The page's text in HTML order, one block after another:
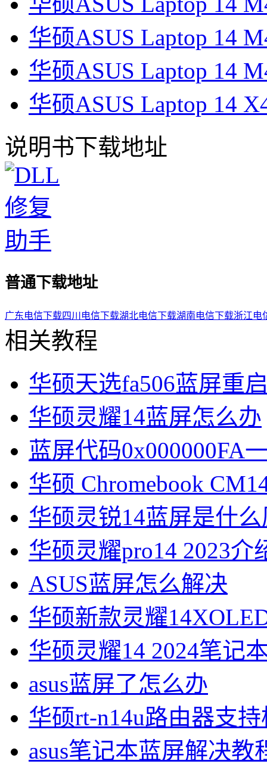
华硕ASUS Laptop 14
华硕ASUS Laptop 14
华硕ASUS Laptop 14
说明书下载地址
普通下载地址
广东电信下载四川电信下载湖北电信下载湖南电信下载浙江电
相关教程
华硕天选fa506蓝屏重
华硕灵耀14蓝屏怎么办
蓝屏代码0x000000FA
华硕 Chromebook
华硕灵锐14蓝屏是什
华硕灵耀pro14 2023介
ASUS蓝屏怎么解决
华硕新款灵耀
华硕灵耀14 2024笔记
asus蓝屏了怎么办
华硕rt-n14u路由器支
asus笔记本蓝屏解决教